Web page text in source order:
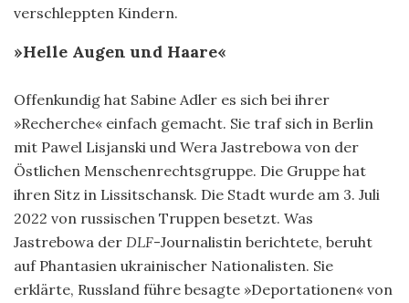
verschleppten Kindern.
»Helle Augen und Haare«
Offenkundig hat Sabine Adler es sich bei ihrer
»Recherche« einfach gemacht. Sie traf sich in Berlin
mit Pawel Lisjanski und Wera Jastrebowa von der
Östlichen Menschenrechtsgruppe. Die Gruppe hat
ihren Sitz in Lissitschansk. Die Stadt wurde am 3. Juli
2022 von russischen Truppen besetzt. Was
Jastrebowa der DLF-Journalistin berichtete, beruht
auf Phantasien ukrainischer Nationalisten. Sie
erklärte, Russland führe besagte »Deportationen« von